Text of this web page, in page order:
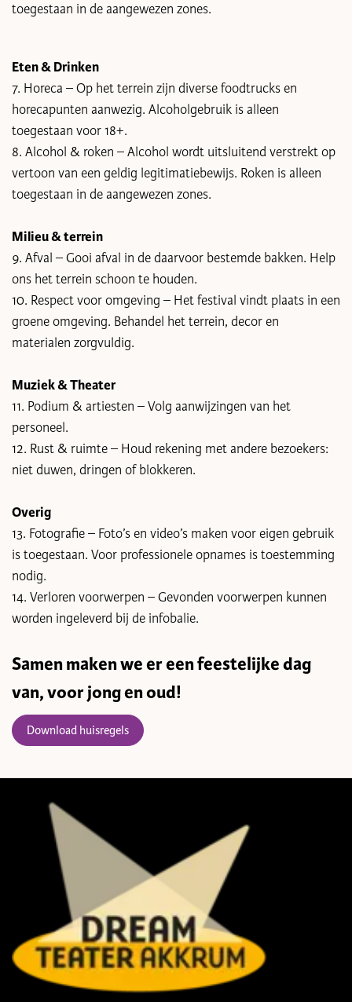
toegestaan in de aangewezen zones.
Eten & Drinken
7. Horeca – Op het terrein zijn diverse foodtrucks en
horecapunten aanwezig. Alcoholgebruik is alleen
toegestaan voor 18+.
8. Alcohol & roken – Alcohol wordt uitsluitend verstrekt op
vertoon van een geldig legitimatiebewijs. Roken is alleen
toegestaan in de aangewezen zones.
Milieu & terrein
9. Afval – Gooi afval in de daarvoor bestemde bakken. Help
ons het terrein schoon te houden.
10. Respect voor omgeving – Het festival vindt plaats in een
groene omgeving. Behandel het terrein, decor en
materialen zorgvuldig.
Muziek & Theater
11. Podium & artiesten – Volg aanwijzingen van het
personeel.
12. Rust & ruimte – Houd rekening met andere bezoekers:
niet duwen, dringen of blokkeren.
Overig
13. Fotografie – Foto’s en video’s maken voor eigen gebruik
is toegestaan. Voor professionele opnames is toestemming
nodig.
14. Verloren voorwerpen – Gevonden voorwerpen kunnen
worden ingeleverd bij de infobalie.
Samen maken we er een feestelijke dag
van, voor jong en oud!
Download huisregels